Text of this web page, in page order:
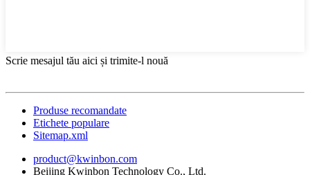
Scrie mesajul tău aici și trimite-l nouă
Produse recomandate
Etichete populare
Sitemap.xml
product@kwinbon.com
Beijing Kwinbon Technology Co., Ltd.